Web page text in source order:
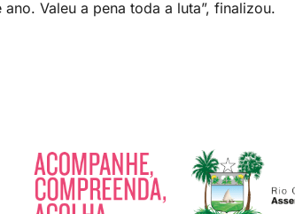
Valeu a pena toda a luta”, finalizou.